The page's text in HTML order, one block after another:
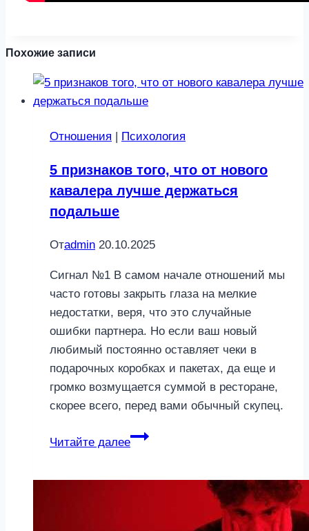
Похожие записи
Отношения Психология
5 признаков того, что от нового
кавалера лучше держаться
подальше
Отadmin 20.10.2025
Сигнал №1 В самом начале отношений мы
часто готовы закрыть глаза на мелкие
недостатки, веря, что это случайные
ошибки партнера. Но если ваш новый
любимый постоянно оставляет чеки в
подарочных коробках и пакетах, да еще и
громко возмущается суммой в ресторане,
скорее всего, перед вами обычный скупец.
Читайте далее
5